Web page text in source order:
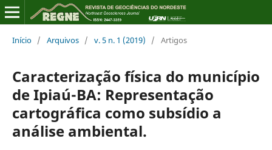
Início / Arquivos / v. 5 n. 1 (2019) / Artigos
Caracterização física do município
de Ipiaú-BA: Representação
cartográfica como subsídio a
análise ambiental.